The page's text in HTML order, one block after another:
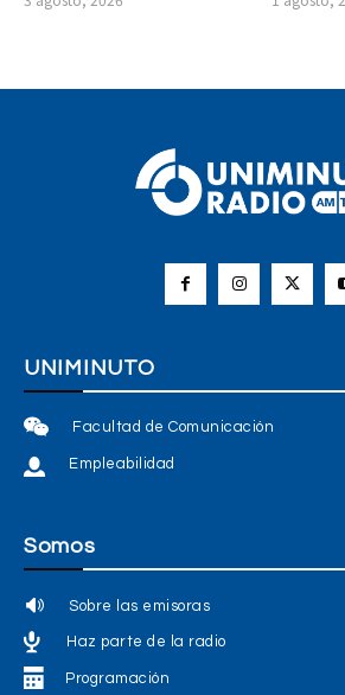
UNIMINUTO
Facultad de Comunicación
Empleabilidad
Somos
Sobre las emisoras
Haz parte de la radio
Programación